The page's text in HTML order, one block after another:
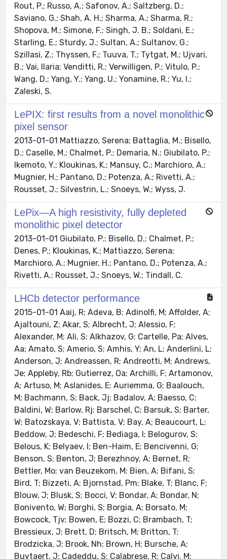
Rout, P.; Russo, A.; Safonov, A.; Saltzberg, D.;
Saviano, G.; Shah, A. H.; Sharma, A.; Sharma, R.;
Shopova, M.; Simone, F.; Singh, J. B.; Soldani, E.;
Starling, E.; Sturdy, J.; Sultan, A.; Sultanov, G.;
Szillasi, Z.; Thyssen, F.; Tuuva, T.; Tytgat, M.; Ujvari,
B.; Vai, Ilaria; Venditti, R.; Verwilligen, P.; Vitulo, P.;
Wang, D.; Yang, Y.; Yang, U.; Yonamine, R.; Yu, I.;
Zaleski, S.
LePIX: first results from a novel monolithic
pixel sensor
2013-01-01 Mattiazzo, Serena; Battaglia, M.; Bisello,
D.; Caselle, M.; Chalmet, P.; Demaria, N.; Giubilato, P.;
Ikemoto, Y.; Kloukinas, K.; Mansuy, C.; Marchioro, A.;
Mugnier, H.; Pantano, D.; Potenza, A.; Rivetti, A.;
Rousset, J.; Silvestrin, L.; Snoeys, W.; Wyss, J.
LePix—A high resistivity, fully depleted
monolithic pixel detector
2013-01-01 Giubilato, P.; Bisello, D.; Chalmet, P.;
Denes, P.; Kloukinas, K.; Mattiazzo, Serena;
Marchioro, A.; Mugnier, H.; Pantano, D.; Potenza, A.;
Rivetti, A.; Rousset, J.; Snoeys, W.; Tindall, C.
LHCb detector performance
2015-01-01 Aaij, R; Adeva, B; Adinolfi, M; Affolder, A;
Ajaltouni, Z; Akar, S; Albrecht, J; Alessio, F;
Alexander, M; Ali, S; Alkhazov, G; Cartelle, Pa; Alves,
Aa; Amato, S; Amerio, S; Amhis, Y; An, L; Anderlini, L;
Anderson, J; Andreassen, R; Andreotti, M; Andrews,
Je; Appleby, Rb; Gutierrez, Oa; Archilli, F; Artamonov,
A; Artuso, M; Aslanides, E; Auriemma, G; Baalouch,
M; Bachmann, S; Back, Jj; Badalov, A; Baesso, C;
Baldini, W; Barlow, Rj; Barschel, C; Barsuk, S; Barter,
W; Batozskaya, V; Battista, V; Bay, A; Beaucourt, L;
Beddow, J; Bedeschi, F; Bediaga, I; Belogurov, S;
Belous, K; Belyaev, I; Ben-Haim, E; Bencivenni, G;
Benson, S; Benton, J; Berezhnoy, A; Bernet, R;
Bettler, Mo; van Beuzekom, M; Bien, A; Bifani, S;
Bird, T; Bizzeti, A; Bjornstad, Pm; Blake, T; Blanc, F;
Blouw, J; Blusk, S; Bocci, V; Bondar, A; Bondar, N;
Bonivento, W; Borghi, S; Borgia, A; Borsato, M;
Bowcock, Tjv; Bowen, E; Bozzi, C; Brambach, T;
Bressieux, J; Brett, D; Britsch, M; Britton, T;
Brodzicka, J; Brook, Nh; Brown, H; Bursche, A;
Buytaert, J; Cadeddu, S; Calabrese, R; Calvi, M;